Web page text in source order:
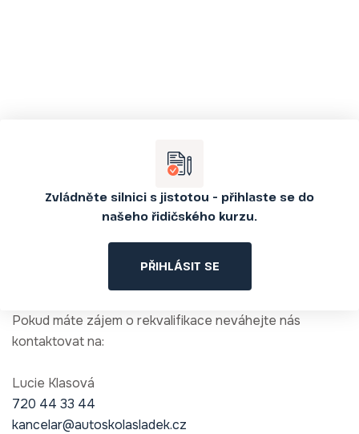
Pokud máte zájem o rekvalifikace neváhejte nás
kontaktovat na:
Lucie Klasová
720 44 33 44
kancelar@autoskolasladek.cz
Zvládněte silnici s jistotou – přihlaste se do
našeho řidičského kurzu.
PŘIHLÁSIT SE